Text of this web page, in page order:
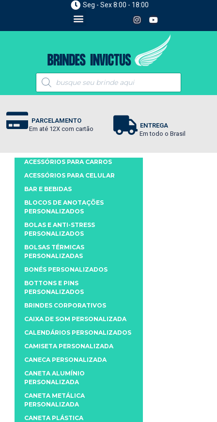
Seg - Sex 8:00 - 18:00
PARCELAMENTO
Em até 12X com cartão
ENTREGA
Em todo o Brasil
ACESSÓRIOS PARA CARROS
ACESSÓRIOS PARA CELULAR
BAR E BEBIDAS
BLOCOS DE ANOTAÇÕES
PERSONALIZADOS
BOLAS E ANTI-STRESS
PERSONALIZADOS
BOLSAS TÉRMICAS
PERSONALIZADAS
BONÉS PERSONALIZADOS
BOTTONS E PINS
PERSONALIZADOS
BRINDES CORPORATIVOS
CAIXA DE SOM PERSONALIZADA
CALENDÁRIOS PERSONALIZADOS
CAMISETA PERSONALIZADA
CANECA PERSONALIZADA
CANETA ALUMÍNIO
PERSONALIZADA
CANETA METÁLICA
PERSONALIZADA
CANETA PLÁSTICA